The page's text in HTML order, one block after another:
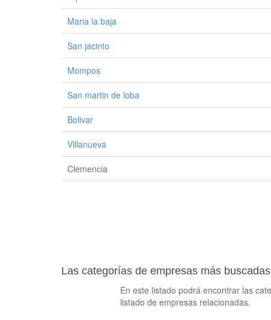
Maria la baja
San jacinto
Mompos
San martin de loba
Bolivar
Villanueva
Clemencia
Las categorías de empresas más
En este listado podrá encontrar las
listado de empresas relacionadas.